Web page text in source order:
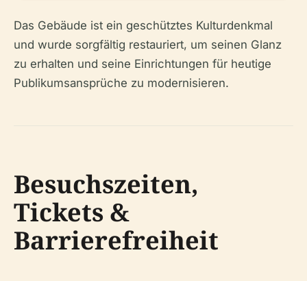
Das Gebäude ist ein geschütztes Kulturdenkmal
und wurde sorgfältig restauriert, um seinen Glanz
zu erhalten und seine Einrichtungen für heutige
Publikumsansprüche zu modernisieren.
Besuchszeiten,
Tickets &
Barrierefreiheit